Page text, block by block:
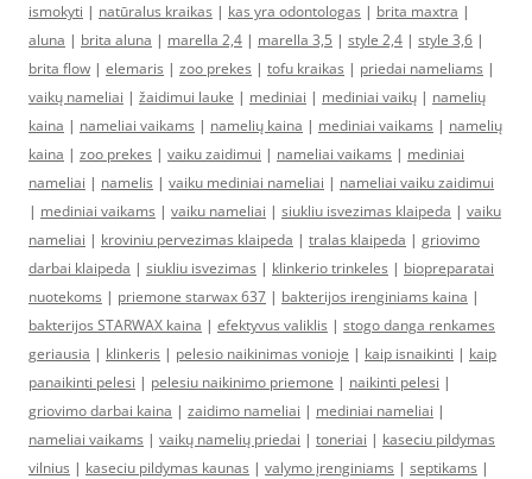
ismokyti | natūralus kraikas | kas yra odontologas | brita maxtra |
aluna | brita aluna | marella 2,4 | marella 3,5 | style 2,4 | style 3,6 |
brita flow | elemaris | zoo prekes | tofu kraikas | priedai nameliams |
vaikų nameliai | žaidimui lauke | mediniai | mediniai vaikų | namelių
kaina | nameliai vaikams | namelių kaina | mediniai vaikams | namelių
kaina | zoo prekes | vaiku zaidimui | nameliai vaikams | mediniai
nameliai | namelis | vaiku mediniai nameliai | nameliai vaiku zaidimui
| mediniai vaikams | vaiku nameliai | siukliu isvezimas klaipeda | vaiku
nameliai | kroviniu pervezimas klaipeda | tralas klaipeda | griovimo
darbai klaipeda | siukliu isvezimas | klinkerio trinkeles | biopreparatai
nuotekoms | priemone starwax 637 | bakterijos irenginiams kaina |
bakterijos STARWAX kaina | efektyvus valiklis | stogo danga renkames
geriausia | klinkeris | pelesio naikinimas vonioje | kaip isnaikinti | kaip
panaikinti pelesi | pelesiu naikinimo priemone | naikinti pelesi |
griovimo darbai kaina | zaidimo nameliai | mediniai nameliai |
nameliai vaikams | vaikų namelių priedai | toneriai | kaseciu pildymas
vilnius | kaseciu pildymas kaunas | valymo įrenginiams | septikams |